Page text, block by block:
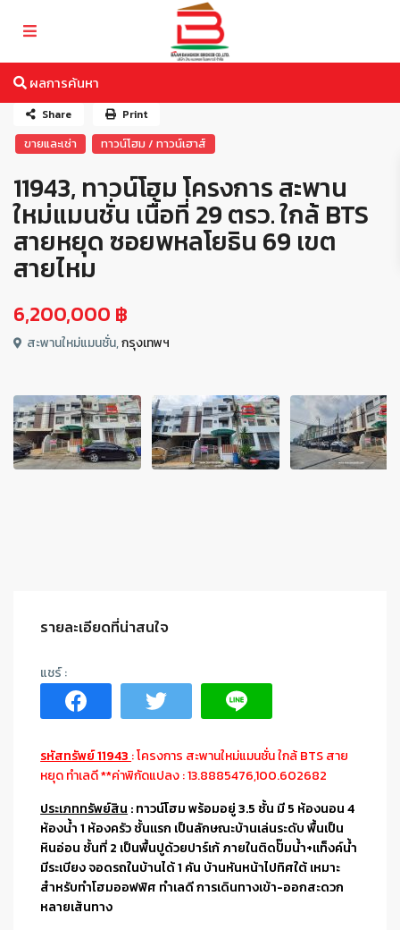
ผลการค้นหา
ขายและเช่า ทาวน์โฮม / ทาวน์เฮาส์
11943, ทาวน์โฮม โครงการ สะพาน
ใหม่แมนชั่น เนื้อที่ 29 ตรว. ใกล้ BTS
สายหยุด ซอยพหลโยธิน 69 เขต
สายไหม
6,200,000 ฿
สะพานใหม่แมนชั่น,กรุงเทพฯ
Share Print
รายละเอียดที่น่าสนใจ
รหัสทรัพย์ 11943 : โครงการ สะพานใหม่แมนชั่น ใกล้ BTS สาย
หยุด ทำเลดี **ค่าพิกัดแปลง : 13.8885476,100.602682
ประเภททรัพย์สิน : ทาวน์โฮม พร้อมอยู่ 3.5 ชั้น มี 5 ห้องนอน 4
ห้องน้ำ 1 ห้องครัว ชั้นแรก เป็นลักษณะบ้านเล่นระดับ พื้นเป็น
หินอ่อน ชั้นที่ 2 เป็นพื้นปูด้วยปาร์เก้ ภายในติดปั๊มน้ำ+แท็งค์น้ำ
มีระเบียง จอดรถในบ้านได้ 1 คัน บ้านหันหน้าไปทิศใต้ เหมาะ
สำหรับทำโฮมออฟฟิศ ทำเลดี การเดินทางเข้า-ออกสะดวก
หลายเส้นทาง